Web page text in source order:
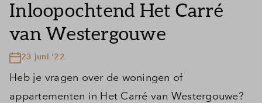
Inloopochtend Het Carré
van Westergouwe
23 juni '22
Heb je vragen over de woningen of
appartementen in Het Carré van Westergouwe?